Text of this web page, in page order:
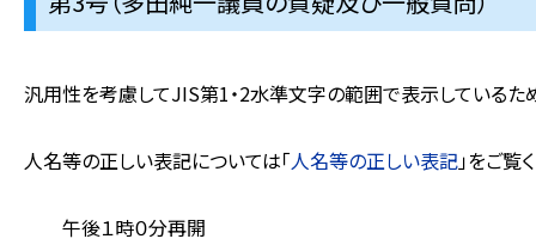
汎用性を考慮してJIS第1・2水準文字の範囲で表示しているた
人名等の正しい表記については「人名等の正しい表記」をご覧
午後１時０分再開